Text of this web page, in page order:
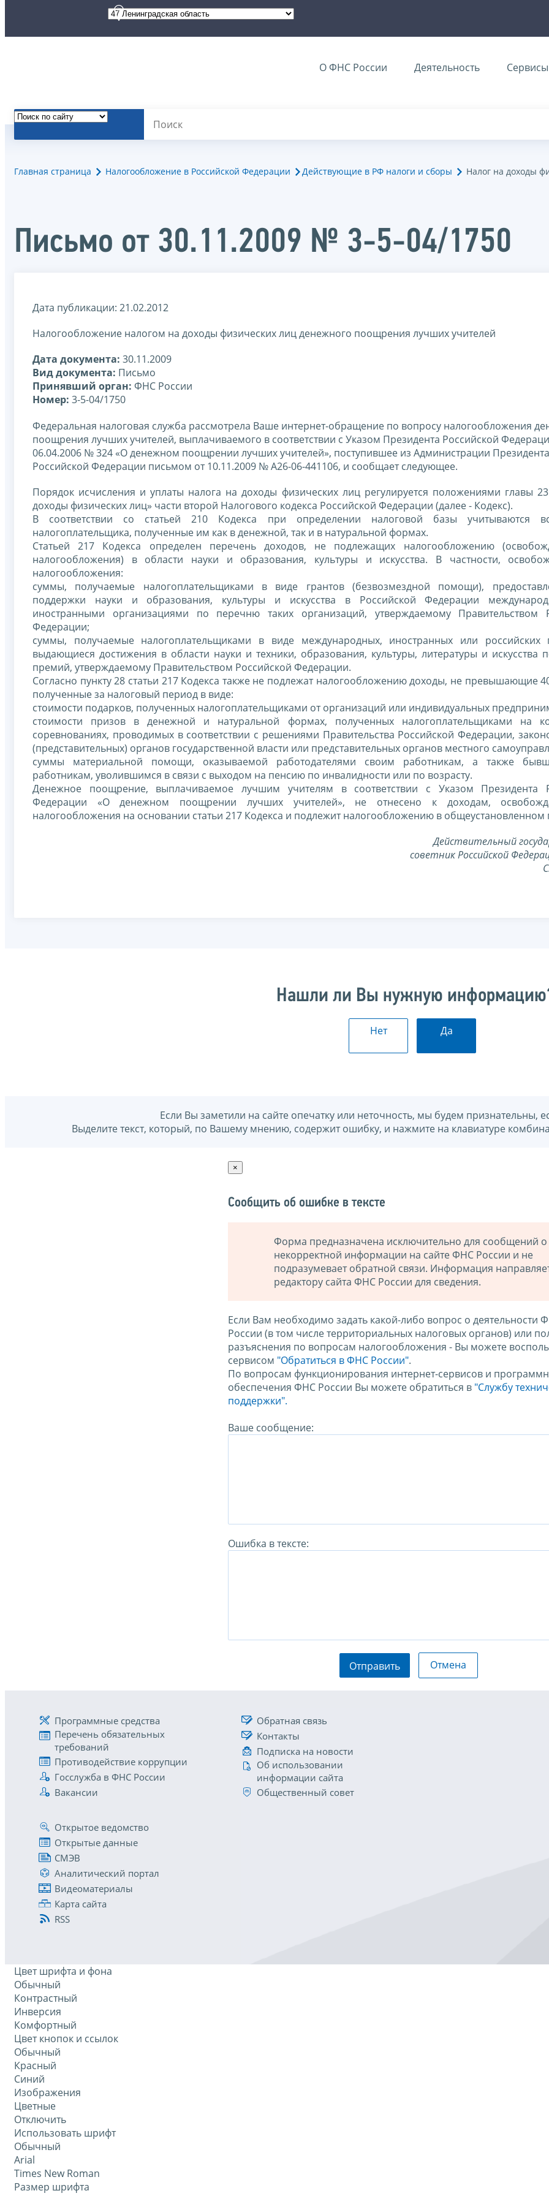
О ФНС России Деятельность Сервисы
Главная страница Налогообложение в Российской Федерации Действующие в РФ налоги и сборы Налог на доходы
Письмо от 30.11.2009 № 3-5-04/1750
Дата публикации: 21.02.2012
Налогообложение налогом на доходы физических лиц денежного поощрения лучших учителей
Дата документа: 30.11.2009
Вид документа: Письмо
Принявший орган: ФНС России
Номер: 3-5-04/1750
Федеральная налоговая служба рассмотрела Ваше интернет-обращение по вопросу налогообложения
поощрения лучших учителей, выплачиваемого в соответствии с Указом Президента Российской
06.04.2006 № 324 «О денежном поощрении лучших учителей», поступившее из Администрации Президента
Российской Федерации письмом от 10.11.2009 № А26-06-441106, и сообщает следующее.
Порядок исчисления и уплаты налога на доходы физических лиц регулируется положениями главы
доходы физических лиц» части второй Налогового кодекса Российской Федерации (далее - Кодекс).
В соответствии со статьей 210 Кодекса при определении налоговой базы учитываются
налогоплательщика, полученные им как в денежной, так и в натуральной формах.
Статьей 217 Кодекса определен перечень доходов, не подлежащих налогообложению
налогообложения) в области науки и образования, культуры и искусства. В частности,
налогообложения:
суммы, получаемые налогоплательщиками в виде грантов (безвозмездной помощи),
поддержки науки и образования, культуры и искусства в Российской Федерации
иностранными организациями по перечню таких организаций, утверждаемому Правительством
Федерации;
суммы, получаемые налогоплательщиками в виде международных, иностранных или российских
выдающиеся достижения в области науки и техники, образования, культуры, литературы и искусства
премий, утверждаемому Правительством Российской Федерации.
Согласно пункту 28 статьи 217 Кодекса также не подлежат налогообложению доходы, не превышающие
полученные за налоговый период в виде:
стоимости подарков, полученных налогоплательщиками от организаций или индивидуальных
стоимости призов в денежной и натуральной формах, полученных налогоплательщиками на
соревнованиях, проводимых в соответствии с решениями Правительства Российской Федерации,
(представительных) органов государственной власти или представительных органов местного
суммы материальной помощи, оказываемой работодателями своим работникам, а также
работникам, уволившимся в связи с выходом на пенсию по инвалидности или по возрасту.
Денежное поощрение, выплачиваемое лучшим учителям в соответствии с Указом Президента
Федерации «О денежном поощрении лучших учителей», не отнесено к доходам,
налогообложения на основании статьи 217 Кодекса и подлежит налогообложению в общеустановленном
Действительный
советник Российской
Нашли ли Вы нужную
Нет Да
Если Вы заметили на сайте опечатку или неточность, мы будем признательны,
Выделите текст, который, по Вашему мнению, содержит ошибку, и нажмите на клавиатуре
×
Сообщить об ошибке в тексте
Форма предназначена исключительно для сообщений о
некорректной информации на сайте ФНС России и не
подразумевает обратной связи. Информация
редактору сайта ФНС России для сведения.
Если Вам необходимо задать какой-либо вопрос о деятельности
России (в том числе территориальных налоговых органов) или
разъяснения по вопросам налогообложения - Вы можете
сервисом "Обратиться в ФНС России".
По вопросам функционирования интернет-сервисов и
обеспечения ФНС России Вы можете обратиться в "Службу
поддержки".
Ваше сообщение:
Ошибка в тексте:
Отправить Отмена
Программные средства
Перечень обязательных
требований
Противодействие коррупции
Госслужба в ФНС России
Вакансии
Обратная связь
Контакты
Подписка на новости
Об использовании
информации сайта
Общественный совет
Открытое ведомство
Открытые данные
СМЭВ
Аналитический портал
Видеоматериалы
Карта сайта
RSS
Цвет шрифта и фона
Обычный
Контрастный
Инверсия
Комфортный
Цвет кнопок и ссылок
Обычный
Красный
Синий
Изображения
Цветные
Отключить
Использовать шрифт
Обычный
Arial
Times New Roman
Размер шрифта